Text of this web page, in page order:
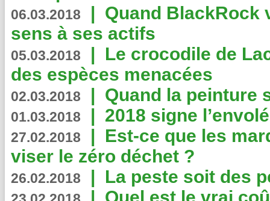
06.03.2018 | Quand BlackRock
sens à ses actifs
05.03.2018 | Le crocodile de
des espèces menacées
02.03.2018 | Quand la peinture
01.03.2018 | 2018 signe
27.02.2018 | Est-ce que les
viser le zéro déchet ?
26.02.2018 | La peste soit des